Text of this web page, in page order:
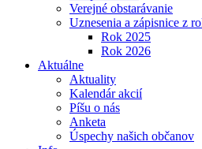
Verejné obstarávanie
Uznesenia a zápisnice z
Rok 2025
Rok 2026
Aktuálne
Aktuality
Kalendár akcií
Píšu o nás
Anketa
Úspechy našich občanov